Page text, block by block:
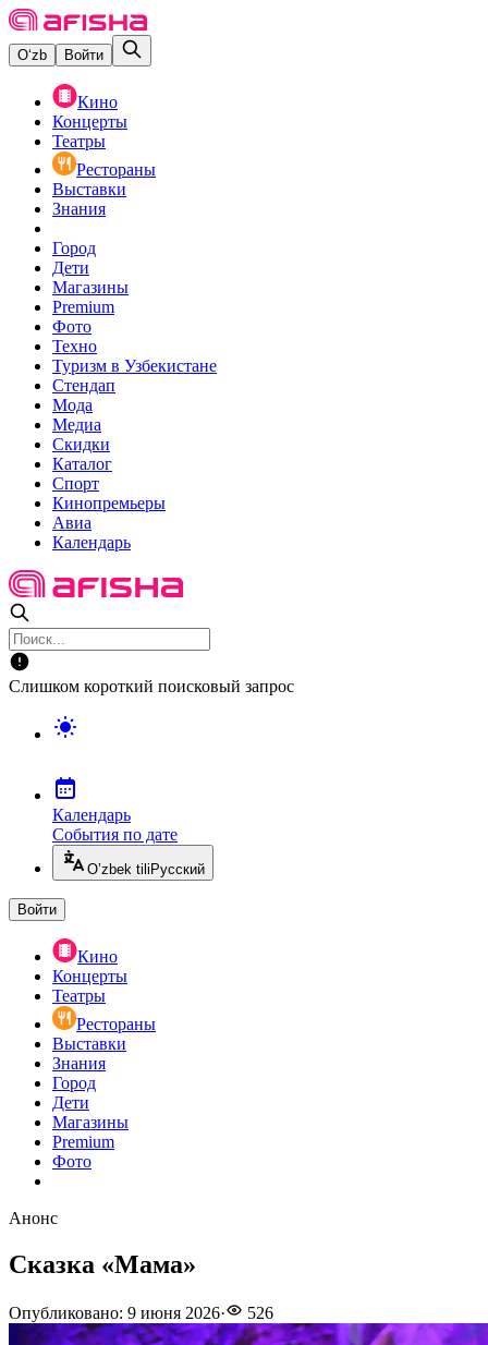
O‘zb Войти
Кино
Концерты
Театры
Рестораны
Выставки
Знания
Город
Дети
Магазины
Premium
Фото
Техно
Туризм в Узбекистане
Стендап
Мода
Медиа
Скидки
Каталог
Спорт
Кинопремьеры
Авиа
Календарь
Слишком короткий поисковый запрос
Календарь
События по дате
O’zbek tili Русский
Войти
Кино
Концерты
Театры
Рестораны
Выставки
Знания
Город
Дети
Магазины
Premium
Фото
Анонс
Сказка «Мама»
Опубликовано: 9 июня 2026· 526